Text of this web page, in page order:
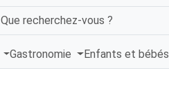
Que recherchez-vous ?
Gastronomie Enfants et bébés